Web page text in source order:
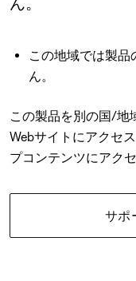
この地域では製
ん。
この製品を別の国/地
Webサイトにアクセ
プコンテンツにアク
サポ